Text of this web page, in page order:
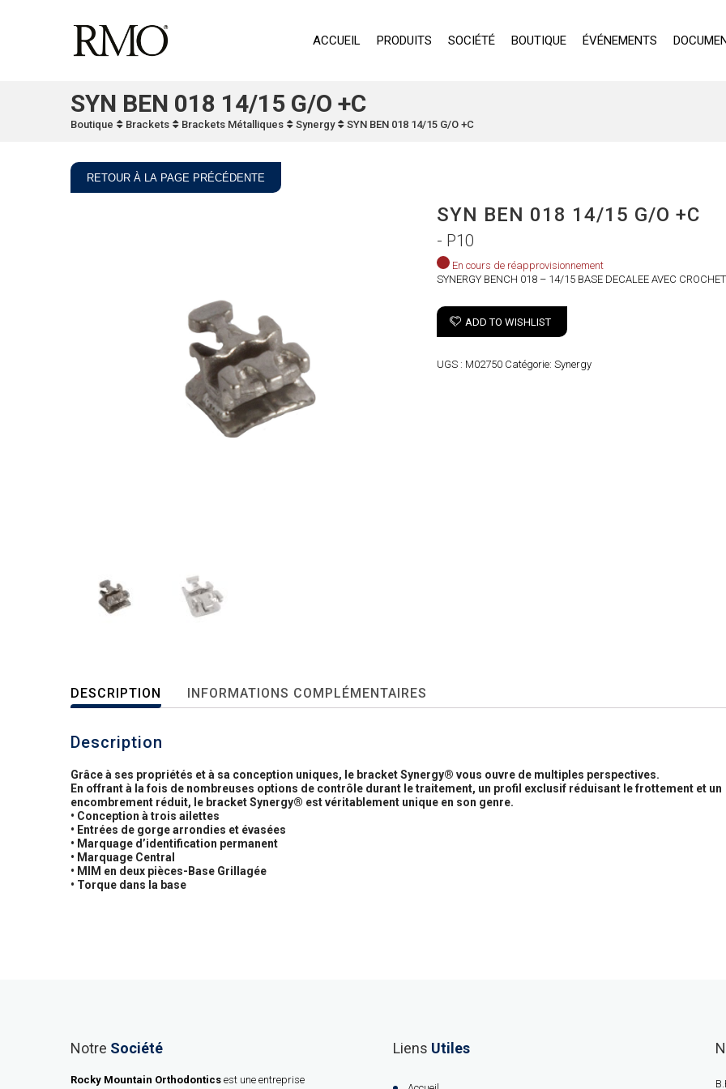
ACCUEIL PRODUITS SOCIÉTÉ BOUTIQUE ÉVÉNEMENTS
SYN BEN 018 14/15 G/O +C
Boutique Brackets Brackets Métalliques Synergy SYN BEN 018 14/15 G/O +C
RETOUR À LA PAGE PRÉCÉDENTE
SYN BEN 018 14/15 G/O +C
- P10
En cours de réapprovisionnement
SYNERGY BENCH 018 – 14/15 BASE DECALEE AVEC CROCHET
ADD TO WISHLIST
UGS : M02750 Catégorie:Synergy
DESCRIPTION INFORMATIONS COMPLÉMENTAIRES
Description
Grâce à ses propriétés et à sa conception uniques, le bracket Synergy® vous ouvre de multiples perspectives.
En offrant à la fois de nombreuses options de contrôle durant le traitement, un profil exclusif réduisant le frottement et un
encombrement réduit, le bracket Synergy® est véritablement unique en son genre.
• Conception à trois ailettes
• Entrées de gorge arrondies et évasées
• Marquage d’identification permanent
• Marquage Central
• MIM en deux pièces-Base Grillagée
• Torque dans la base
Notre Société
Rocky Mountain Orthodontics est une entreprise
Liens Utiles